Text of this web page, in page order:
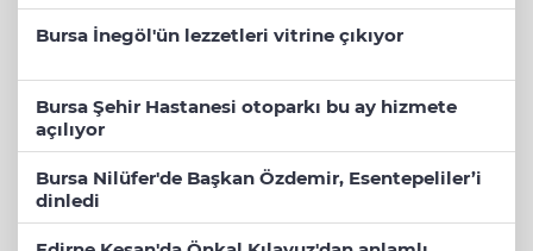
Bursa İnegöl'ün lezzetleri vitrine çıkıyor
Bursa Şehir Hastanesi otoparkı bu ay hizmete
açılıyor
Bursa Nilüfer'de Başkan Özdemir, Esentepeliler’i
dinledi